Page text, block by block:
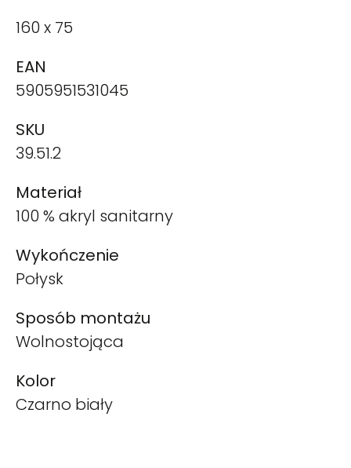
160 x 75
EAN
5905951531045
SKU
39.51.2
Materiał
100 % akryl sanitarny
Wykończenie
Połysk
Sposób montażu
Wolnostojąca
Kolor
Czarno biały